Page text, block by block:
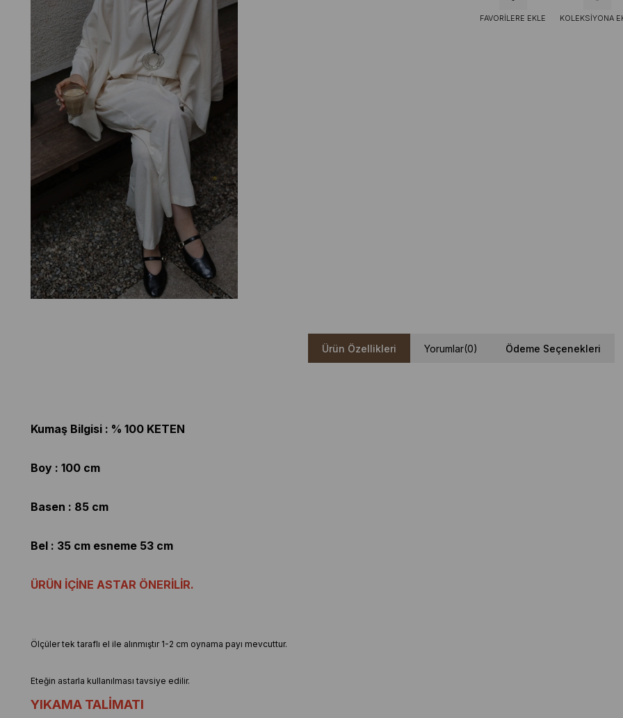
FAVORILERE EKLE KOLEKSIYONA
Ürün Özellikleri Yorumlar(0) Ödeme Seçenekleri
Kumaş Bilgisi : % 100 KETEN
Boy : 100 cm
Basen : 85 cm
Bel : 35 cm esneme 53 cm
ÜRÜN İÇİNE ASTAR ÖNERİLİR.
Ölçüler tek taraflı el ile alınmıştır 1-2 cm oynama payı mevcuttur.
Eteğin astarla kullanılması tavsiye edilir.
YIKAMA TALİMATI